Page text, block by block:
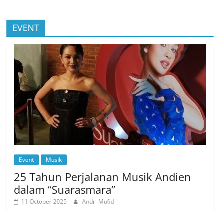
EVENT
Event Musik
25 Tahun Perjalanan Musik Andien
dalam “Suarasmara”
11 October 2025 Andri Mufid